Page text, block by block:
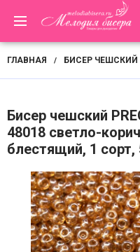
ГЛАВНАЯ / БИСЕР ЧЕШСКИЙ
Бисер чешский
48018 светло-
блестящий, 1 сорт,